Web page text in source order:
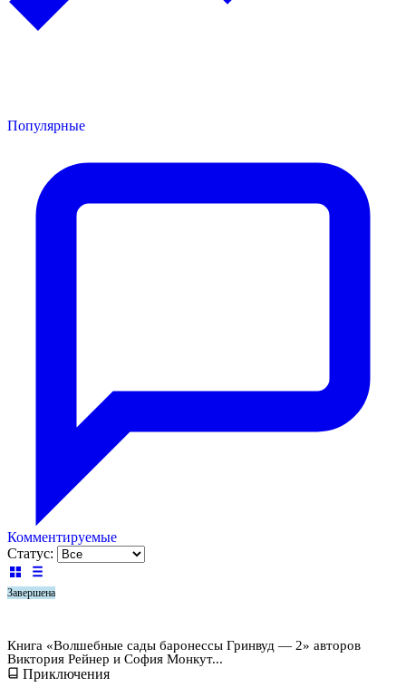
Популярные
Комментируемые
Статус:
Завершена
Книга «Волшебные сады баронессы Гринвуд — 2» авторов
Виктория Рейнер и София Монкут...
Приключения